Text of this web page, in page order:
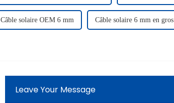
Câble solaire OEM 6 mm Câble solaire 6 mm en gros
Leave Your Message